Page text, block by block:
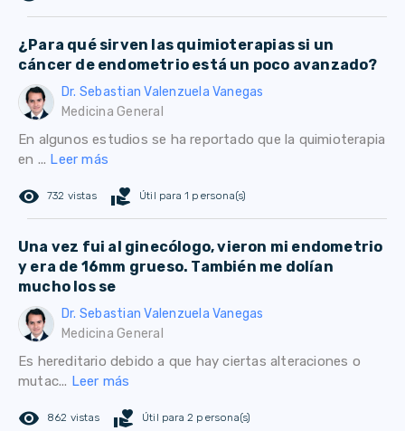
¿Para qué sirven las quimioterapias si un
cáncer de endometrio está un poco avanzado?
Dr. Sebastian Valenzuela Vanegas
Medicina General
En algunos estudios se ha reportado que la quimioterapia
en ... Leer más
remove_red_eye 732 vistas volunteer_activism Útil para 1 persona(s)
Una vez fui al ginecólogo, vieron mi endometrio
y era de 16mm grueso. También me dolían
mucho los se
Dr. Sebastian Valenzuela Vanegas
Medicina General
Es hereditario debido a que hay ciertas alteraciones o
mutac... Leer más
remove_red_eye 862 vistas volunteer_activism Útil para 2 persona(s)